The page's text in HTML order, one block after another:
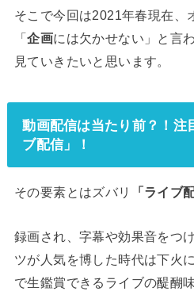
そこで今回は2021年春現在、
「企画には欠かせない」と言
見ていきたいと思います。
動画配信は当たり前？！注
ブ配信」！
その要素とはズバリ 「ライブ
録画され、字幕や効果音をつ
ツが人気を博した時代は下火
で生鑑賞できるライブの醍醐